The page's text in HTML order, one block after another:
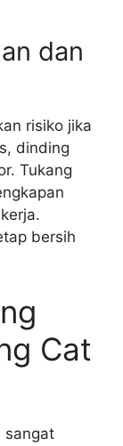
dan
risiko jika
dinding
Tukang
bersih
Cat
sangat